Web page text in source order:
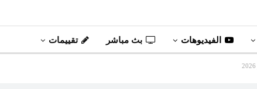
الفيديوهات بث مباشر تقييمات